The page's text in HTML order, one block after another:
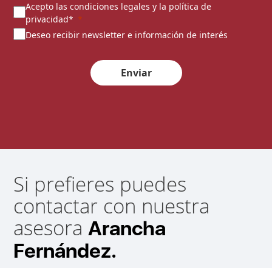
Acepto las condiciones legales y la política de
privacidad*
Deseo recibir newsletter e información de interés
Enviar
Si prefieres puedes
contactar con nuestra
asesoraArancha
Fernández.